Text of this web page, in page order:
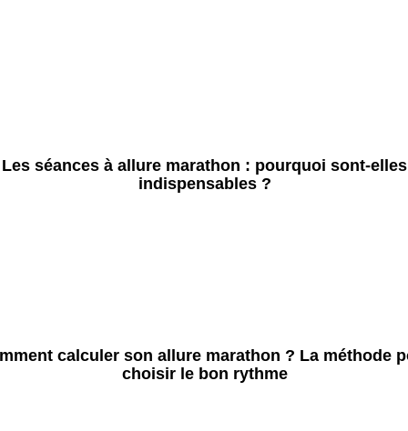
Les séances à allure marathon : pourquoi sont-elles
indispensables ?
calculer son allure marathon ? La méthode
choisir le bon rythme